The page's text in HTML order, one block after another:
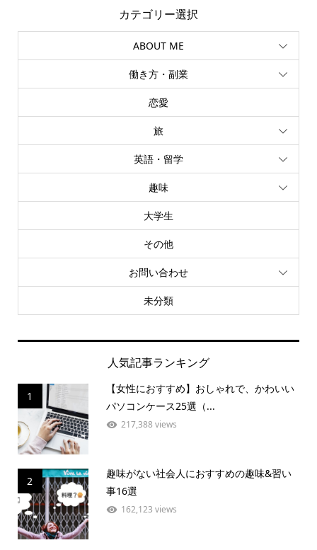
カテゴリー選択
ABOUT ME
働き方・副業
恋愛
旅
英語・留学
趣味
大学生
その他
お問い合わせ
未分類
人気記事ランキング
1
【女性におすすめ】おしゃれで、かわいい
パソコンケース25選（...
217,388 views
2
趣味がない社会人におすすめの趣味&習い
事16選
162,123 views